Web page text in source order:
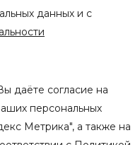
данных и с
даёте согласие на
персональных
Метрика", а также на